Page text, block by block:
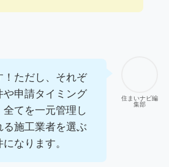
住まいナビ編
集部
！ただし、それぞ
や申請タイミング
全てを一元管理し
る施工業者を選ぶ
なります。